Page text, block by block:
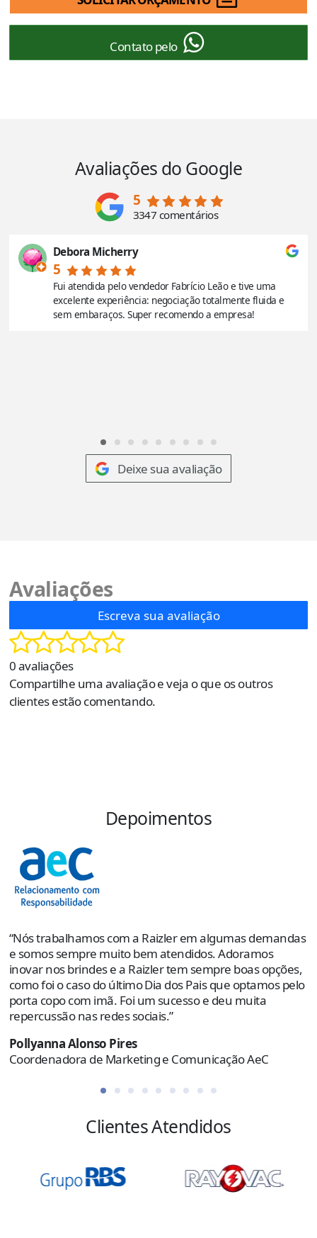
Contato pelo
Avaliações do Google
5
3347 comentários
Debora Micherry
5
Fui atendida pelo vendedor Fabrício Leão e tive uma
excelente experiência: negociação totalmente fluida e
sem embaraços. Super recomendo a empresa!
Deixe sua avaliação
Avaliações
Escreva sua avaliação
0 avaliações
Compartilhe uma avaliação e veja o que os outros
clientes estão comentando.
Depoimentos
“Nós trabalhamos com a Raizler em algumas demandas
e somos sempre muito bem atendidos. Adoramos
inovar nos brindes e a Raizler tem sempre boas opções,
como foi o caso do último Dia dos Pais que optamos pelo
porta copo com imã. Foi um sucesso e deu muita
repercussão nas redes sociais.”
Pollyanna Alonso Pires
Coordenadora de Marketing e Comunicação AeC
Clientes Atendidos